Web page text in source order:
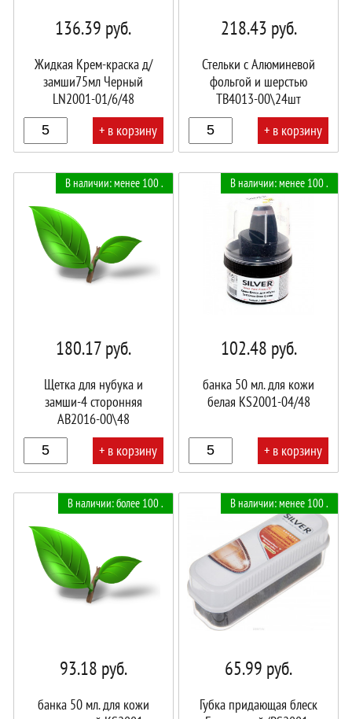
136.39 руб.
Жидкая Крем-краска д/
замши75мл Черный
LN2001-01/6/48
+ в корзину
218.43 руб.
Стельки с Алюминевой
фольгой и шерстью
TB4013-00\24шт
+ в корзину
В наличии: менее 100 .
180.17руб.
Щетка для нубука и
замши-4 сторонняя
AB2016-00\48
+ в корзину
В наличии: менее 100 .
102.48 руб.
банка 50 мл. для кожи
белая KS2001-04/48
+ в корзину
В наличии: более 100 .
93.18 руб.
банка 50 мл. для кожи
В наличии: менее 100 .
65.99 руб.
Губка придающая блеск